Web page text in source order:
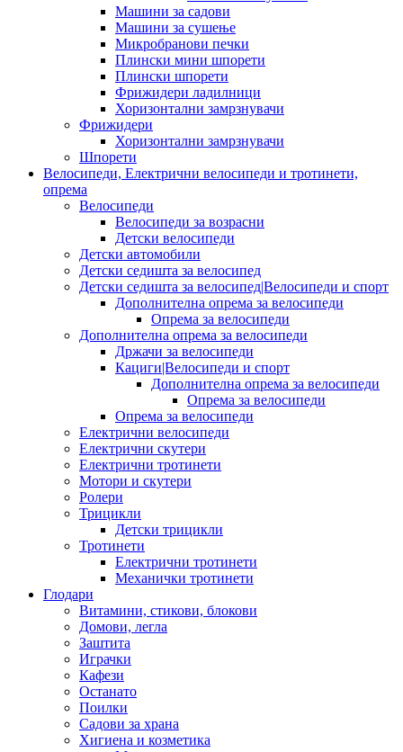
Машини за садови
Машини за сушење
Микробранови печки
Плински мини шпорети
Плински шпорети
Фрижидери ладилници
Хоризонтални замрзнувачи
Фрижидери
Хоризонтални замрзнувачи
Шпорети
Велосипеди, Електрични велосипеди и тротинети,
опрема
Велосипеди
Велосипеди за возрасни
Детски велосипеди
Детски автомобили
Детски седишта за велосипед
Детски седишта за велосипед|Велосипеди и спорт
Дополнителна опрема за велосипеди
Опрема за велосипеди
Дополнителна опрема за велосипеди
Држачи за велосипеди
Кациги|Велосипеди и спорт
Дополнителна опрема за велосипеди
Опрема за велосипеди
Опрема за велосипеди
Електрични велосипеди
Електрични скутери
Електрични тротинети
Мотори и скутери
Ролери
Трицикли
Детски трицикли
Тротинети
Електрични тротинети
Механички тротинети
Глодари
Витамини, стикови, блокови
Домови, легла
Заштита
Играчки
Кафези
Останато
Поилки
Садови за храна
Хигиена и козметика